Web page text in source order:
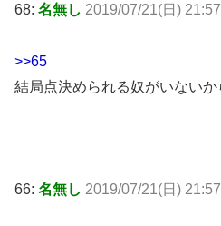
68: 名無し 2019/07/21(日)
>>65
結局点決められる奴がいないか
66: 名無し 2019/07/21(日)